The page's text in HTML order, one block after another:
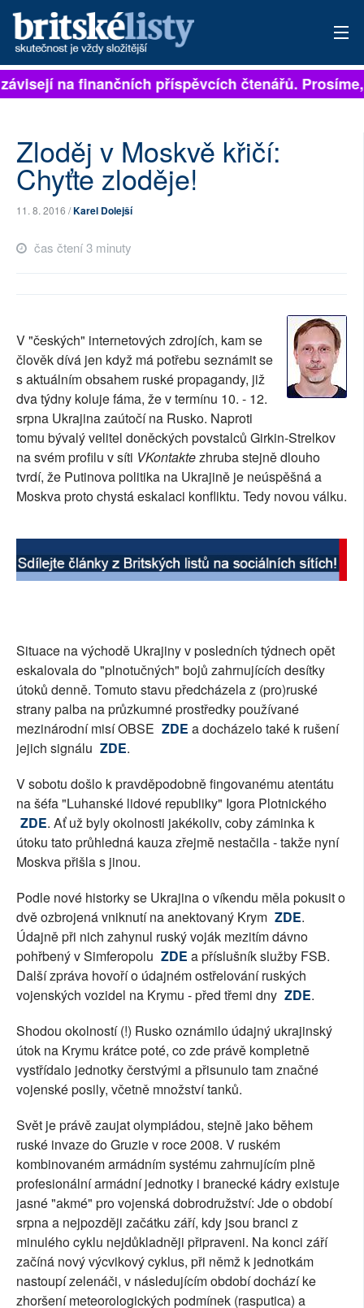
PŘIHLÁSIT
ARCHIV
ROZHOVORY
PŘÍSPĚVKY NA PROVOZ
SOCIÁLNÍ SÍTĚ
RUBRIKY
PLNÁ VERZE STRÁNEK
na finančních příspěvcích čtenářů.
Zloděj v Moskvě křičí:
Chyťte zloděje!
11. 8. 2016 /Karel Dolejší
čas čtení 3 minuty
V "českých" internetových zdrojích, kam se
člověk dívá jen když má potřebu seznámit se
s aktuálním obsahem ruské propagandy, již
dva týdny koluje fáma, že v termínu 10. - 12.
srpna Ukrajina zaútočí na Rusko. Naproti
tomu bývalý velitel doněckých povstalců Girkin-Strelkov
na svém profilu v síti VKontaktezhruba stejně dlouho
tvrdí, že Putinova politika na Ukrajině je neúspěšná a
Moskva proto chystá eskalaci konfliktu. Tedy novou válku.
Situace na východě Ukrajiny v posledních týdnech opět
eskalovala do "plnotučných" bojů zahrnujících desítky
útoků denně. Tomuto stavu předcházela z (pro)ruské
strany palba na průzkumné prostředky používané
mezinárodní misí OBSE ZDE a docházelo také k rušení
jejich signálu ZDE.
V sobotu došlo k pravděpodobně fingovanému atentátu
na šéfa "Luhanské lidové republiky" Igora Plotnického
ZDE. Ať už byly okolnosti jakékoliv, coby záminka k
útoku tato průhledná kauza zřejmě nestačila - takže nyní
Moskva přišla s jinou.
Podle nové historky se Ukrajina o víkendu měla pokusit o
dvě ozbrojená vniknutí na anektovaný Krym ZDE.
Údajně při nich zahynul ruský voják mezitím dávno
pohřbený v Simferopolu ZDE a příslušník služby FSB.
Další zpráva hovoří o údajném ostřelování ruských
vojenských vozidel na Krymu - před třemi dny ZDE.
Shodou okolností (!) Rusko oznámilo údajný ukrajinský
útok na Krymu krátce poté, co zde právě kompletně
vystřídalo jednotky čerstvými a přisunulo tam značné
vojenské posily, včetně množství tanků.
Svět je právě zaujat olympiádou, stejně jako během
ruské invaze do Gruzie v roce 2008. V ruském
kombinovaném armádním systému zahrnujícím plně
profesionální armádní jednotky i branecké kádry existuje
jasné "akmé" pro vojenská dobrodružství: Jde o období
srpna a nejpozději začátku září, kdy jsou branci z
minulého cyklu nejdůkladněji připraveni. Na konci září
začíná nový výcvikový cyklus, při němž k jednotkám
nastoupí zelenáči, v následujícím období dochází ke
zhoršení meteorologických podmínek (rasputica) a